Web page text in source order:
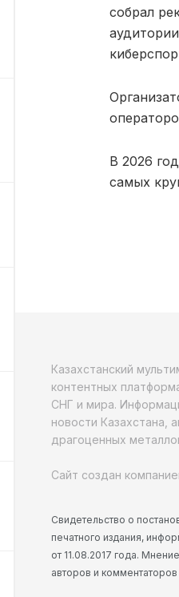
собрал
В 2026
самых
Казахстанский
контентных
СНГ и мира.
новости Казахстана,
драгоценных
Сайт создан
Свидетельство о
печатного издания,
от 11.08.2017 года.
авторов и комментаторов